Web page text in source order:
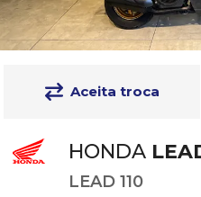
Aceita troca
HONDA
LEAD 110